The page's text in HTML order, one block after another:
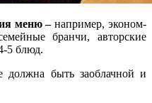
меню –например, эконом-
бранчи, авторские
5 блюд.
должна быть заоблачной и